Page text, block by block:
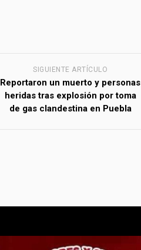
SIGUIENTE ARTÍCULO
Reportaron un muerto y personas
heridas tras explosión por toma
de gas clandestina en Puebla